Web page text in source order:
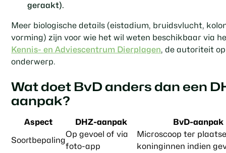
geraakt).
Meer biologische details (eistadium, bruidsvlucht,
vorming) zijn voor wie het wil weten beschikbaar via
Kennis- en Adviescentrum Dierplagen, de autoriteit
onderwerp.
Wat doet BvD anders dan een
aanpak?
Aspect DHZ-aanpak
BvD-aanpak
Soortbepaling
Op gevoel of via
foto-app
Microscoop ter
koninginnen indien